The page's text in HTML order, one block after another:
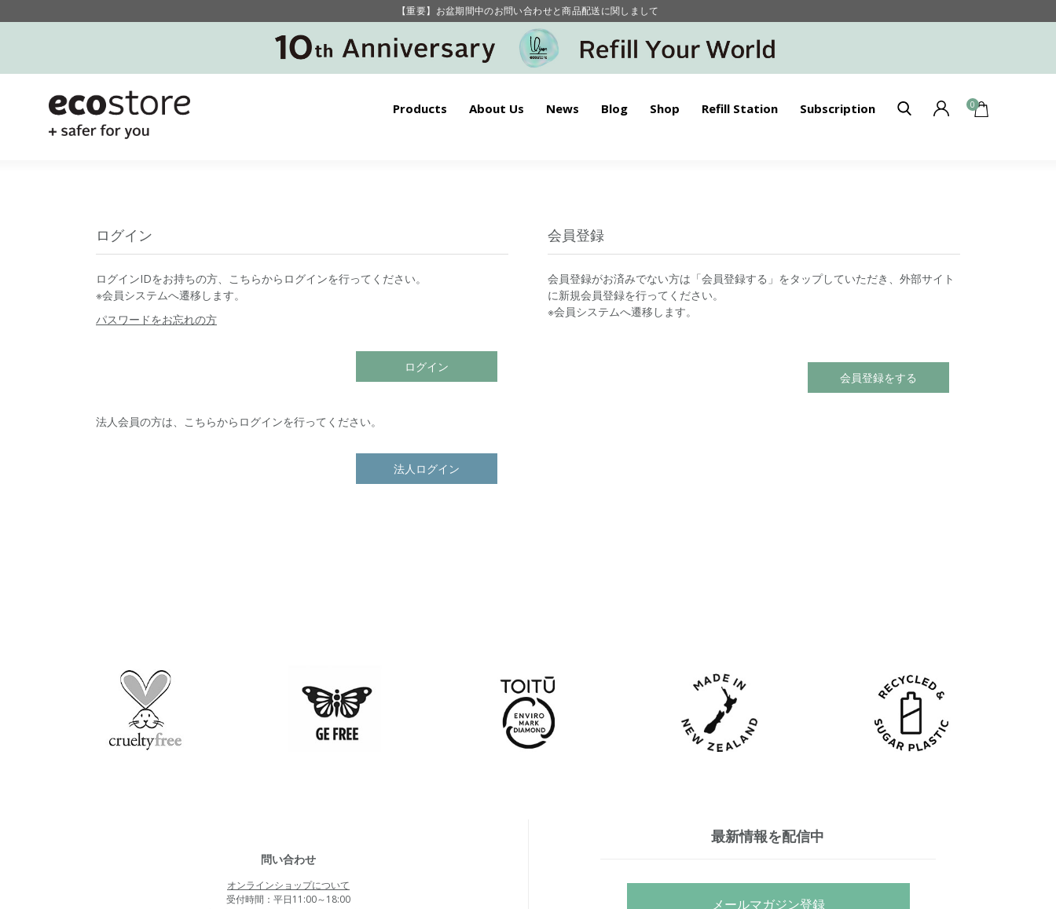
【重要】お盆期間中のお問い合わせと商品配送に関しまして
毎月お得にポイントが貯まる！ “月のポイントアップデー”
Products About Us News Blog Shop Refill Station Subscription 0
ログイン
ログインIDをお持ちの方、こちらからログインを行ってください。
※会員システムへ遷移します。
パスワードをお忘れの方
ログイン
法人会員の方は、こちらからログインを行ってください。
法人ログイン
会員登録
会員登録がお済みでない方は「会員登録する」をタップしていただき、外部サイト
に新規会員登録を行ってください。
※会員システムへ遷移します。
会員登録をする
問い合わせ
オンラインショップについて
受付時間：平日11:00～18:00
最新情報を配信中
メールマガジン登録